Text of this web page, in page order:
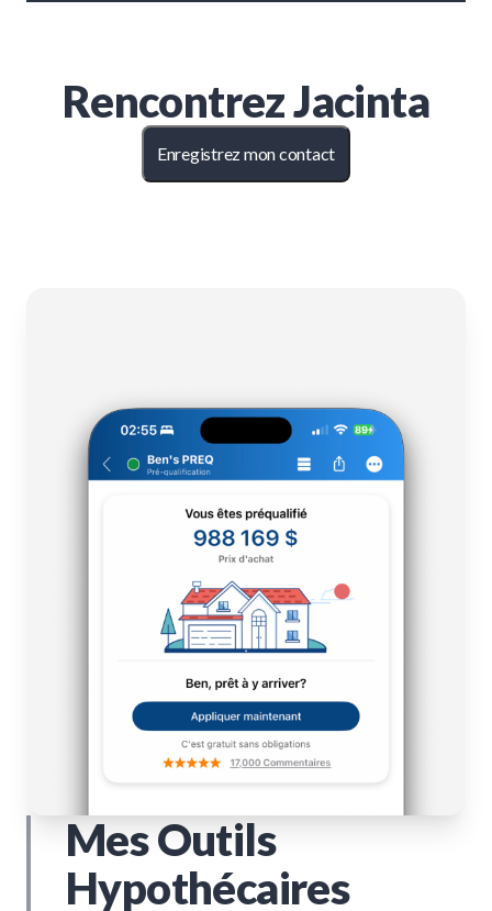
RencontrezJacinta
Enregistrez mon contact
Mes Outils
Hypothécaires